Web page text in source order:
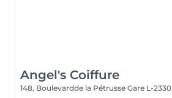
Angel's Coiffure
148, Boulevardde la Pétrusse Gare L-2330